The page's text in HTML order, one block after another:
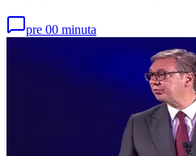
pre 00 minuta